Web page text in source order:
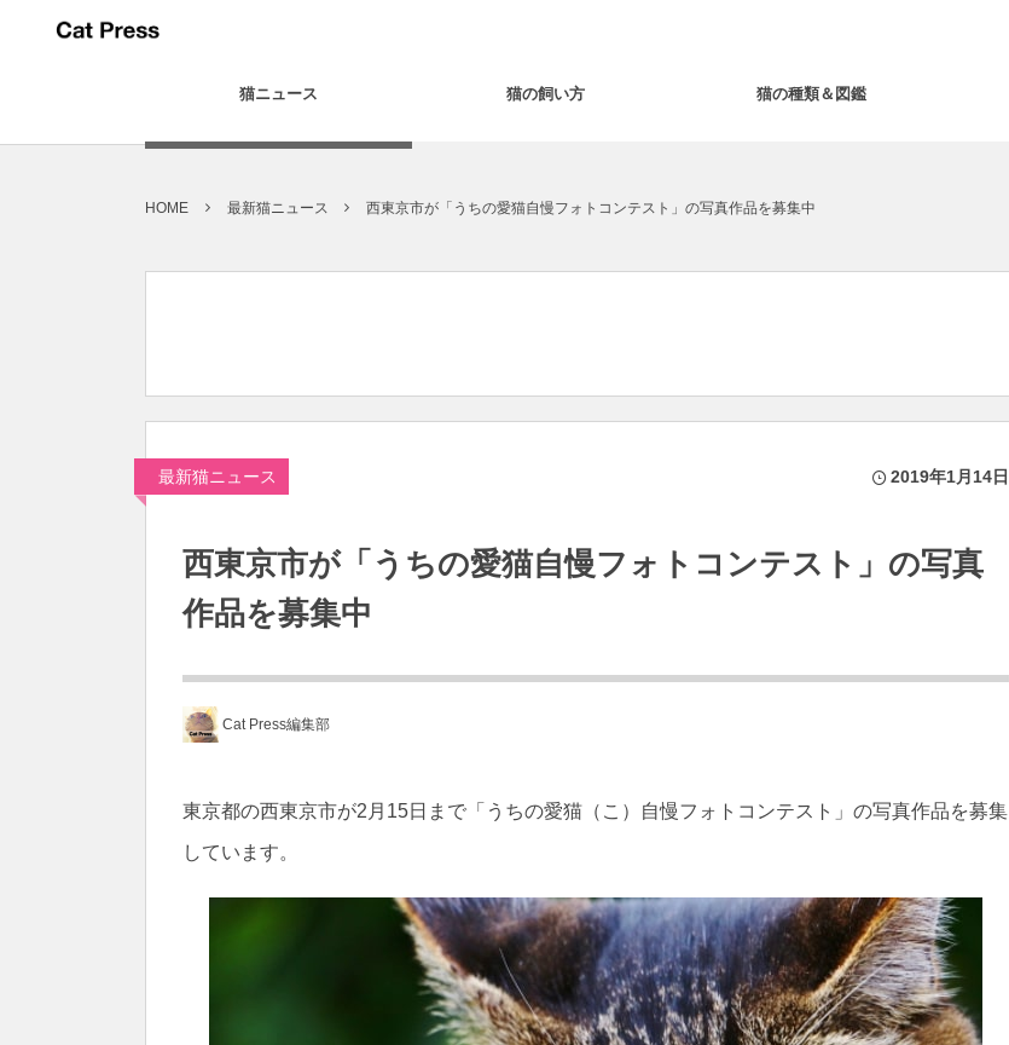
猫ニュース 猫の飼い方 猫の種類＆図鑑
HOME 最新猫ニュース 西東京市が「うちの愛猫自慢フォトコンテスト」の写真作品を募集中
最新猫ニュース 2019年1月14日
西東京市が「うちの愛猫自慢フォトコンテスト」の写真
作品を募集中
Cat Press編集部
東京都の西東京市が2月15日まで「うちの愛猫（こ）自慢フォトコンテスト」の写真作品を募集
しています。